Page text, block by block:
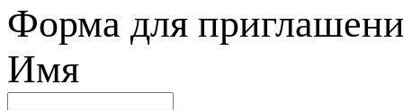
Форма для
Имя